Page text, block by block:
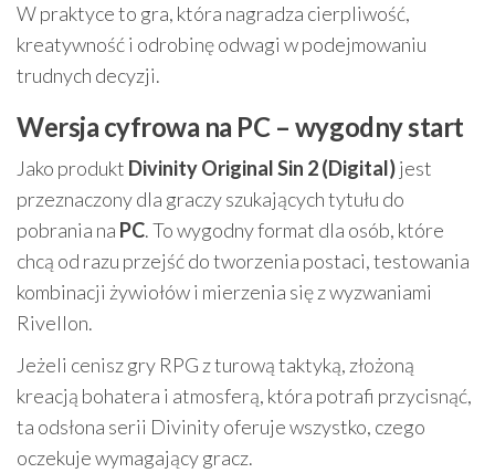
W praktyce to gra, która nagradza cierpliwość,
kreatywność i odrobinę odwagi w podejmowaniu
trudnych decyzji.
Wersja cyfrowa na PC – wygodny start
Jako produkt Divinity Original Sin 2 (Digital)jest
przeznaczony dla graczy szukających tytułu do
pobrania na PC. To wygodny format dla osób, które
chcą od razu przejść do tworzenia postaci, testowania
kombinacji żywiołów i mierzenia się z wyzwaniami
Rivellon.
Jeżeli cenisz gry RPG z turową taktyką, złożoną
kreacją bohatera i atmosferą, która potrafi przycisnąć,
ta odsłona serii Divinity oferuje wszystko, czego
oczekuje wymagający gracz.